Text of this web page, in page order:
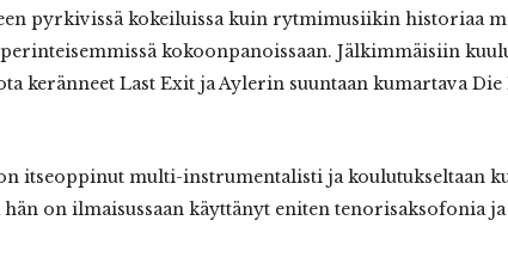
pyrkivissä kokeiluissa kuin rytmimusiikin historiaa
kokoonpanoissaan. Jälkimmäisiin
keränneet Last Exit ja Aylerin suuntaan kumartava Die
itseoppinut multi-instrumentalisti ja koulutukseltaan
on ilmaisussaan käyttänyt eniten tenorisaksofonia